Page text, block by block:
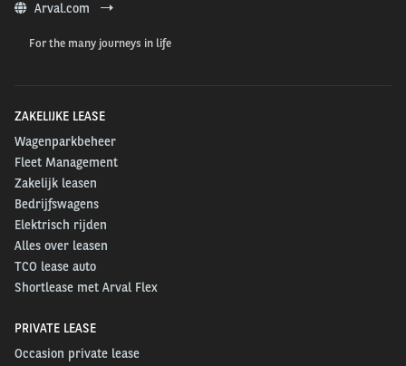
Arval.com
For the many journeys in life
ZAKELIJKE LEASE
Wagenparkbeheer
Fleet Management
Zakelijk leasen
Bedrijfswagens
Elektrisch rijden
Alles over leasen
TCO lease auto
Shortlease met Arval Flex
PRIVATE LEASE
Occasion private lease